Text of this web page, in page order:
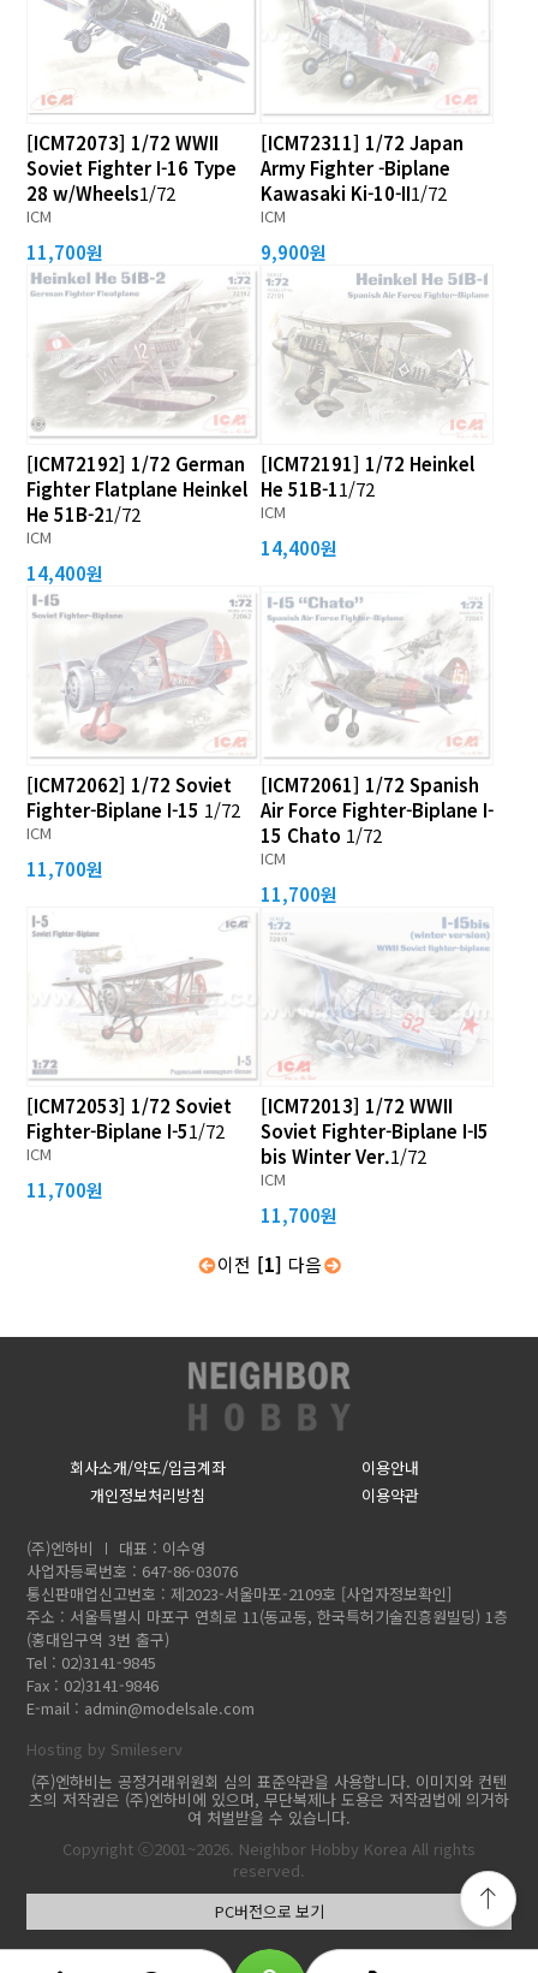
[ICM72073] 1/72 WWII
Soviet Fighter I-16 Type
28 w/Wheels1/72
ICM
11,700원
[ICM72311] 1/72 Japan
Army Fighter -Biplane
Kawasaki Ki-10-II1/72
ICM
9,900원
[ICM72192] 1/72 German
Fighter Flatplane Heinkel
He 51B-21/72
ICM
14,400원
[ICM72191] 1/72 Heinkel
He 51B-11/72
ICM
14,400원
[ICM72062] 1/72 Soviet
Fighter-Biplane I-15 1/72
ICM
11,700원
[ICM72061] 1/72 Spanish
Air Force Fighter-Biplane I-
15 Chato 1/72
ICM
11,700원
[ICM72053] 1/72 Soviet
Fighter-Biplane I-51/72
ICM
11,700원
[ICM72013] 1/72 WWII
Soviet Fighter-Biplane I-I5
bis Winter Ver.1/72
ICM
11,700원
이전 [1] 다음
회사소개/약도/입금계좌
이용안내
개인정보처리방침
이용약관
(주)엔하비
대표 : 이수영
사업자등록번호 : 647-86-03076
통신판매업신고번호 : 제2023-서울마포-2109호 [사업자정보확인]
주소 : 서울특별시 마포구 연희로 11(동교동, 한국특허기술진흥원빌딩) 1층
(홍대입구역 3번 출구)
Tel : 02)3141-9845
Fax : 02)3141-9846
E-mail : admin@modelsale.com
Hosting by Smileserv
(주)엔하비는 공정거래위원회 심의 표준약관을 사용합니다. 이미지와 컨텐
츠의 저작권은 (주)엔하비에 있으며, 무단복제나 도용은 저작권법에 의거하
여 처벌받을 수 있습니다.
Copyright ⓒ2001~2026. Neighbor Hobby Korea All rights
reserved.
PC버전으로 보기